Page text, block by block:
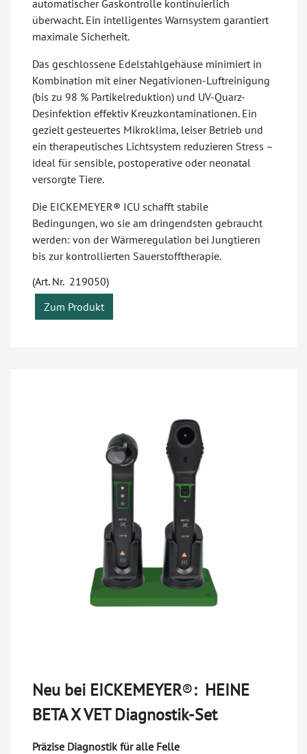
automatischer Gaskontrolle kontinuierlich
überwacht. Ein intelligentes Warnsystem garantiert
maximale Sicherheit.
Das geschlossene Edelstahlgehäuse minimiert in
Kombination mit einer Negativionen-Luftreinigung
(bis zu 98 % Partikelreduktion) und UV-Quarz-
Desinfektion effektiv Kreuzkontaminationen. Ein
gezielt gesteuertes Mikroklima, leiser Betrieb und
ein therapeutisches Lichtsystem reduzieren Stress –
ideal für sensible, postoperative oder neonatal
versorgte Tiere.
Die EICKEMEYER® ICU schafft stabile
Bedingungen, wo sie am dringendsten gebraucht
werden: von der Wärmeregulation bei Jungtieren
bis zur kontrollierten Sauerstofftherapie.
(Art. Nr. 219050)
Zum Produkt
Neu bei EICKEMEYER®: HEINE
BETA X VET Diagnostik-Set
Präzise Diagnostik für alle Felle